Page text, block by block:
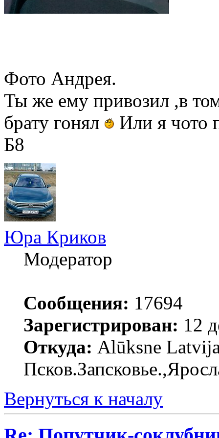
Фото Андрея.
Ты же ему привозил ,в
брату гонял
Или я чото
Б8
Юра Криков
Модератор
Сообщения: 17694
Зарегистрирован: 12
Откуда: Alūksne
Вернуться к началу